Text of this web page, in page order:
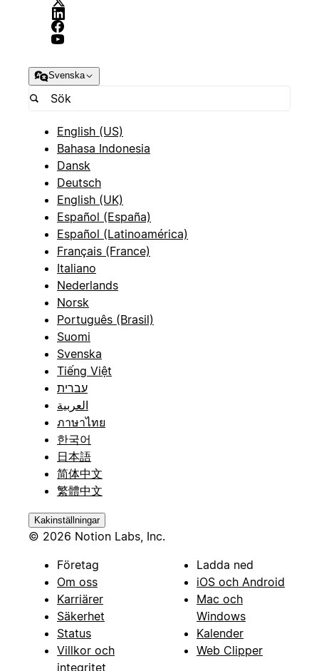
Svenska
English (US)
Bahasa Indonesia
Dansk
Deutsch
English (UK)
Español (España)
Español (Latinoamérica)
Français (France)
Italiano
Nederlands
Norsk
Português (Brasil)
Suomi
Svenska
Tiếng Việt
עברית
العربية
ภาษาไทย
한국어
日本語
简体中文
繁體中文
Kakinställningar
© 2026 Notion Labs, Inc.
Företag
Om oss
Karriärer
Säkerhet
Status
Villkor och
integritet
Ladda ned
iOS och Android
Mac och
Windows
Kalender
Web Clipper